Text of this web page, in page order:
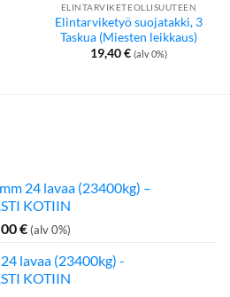
ELINTARVIKETEOLLISUUTEEN
Elintarviketyö suojatakki, 3
Taskua (Miesten leikkaus)
19,40€ (alv 0%)
24 lavaa (23400kg) –
KOTIIN
€.
€Nykyinen
on:
275,00 €.
(alv 0%)
lavaa (23400kg) -
KOTIIN